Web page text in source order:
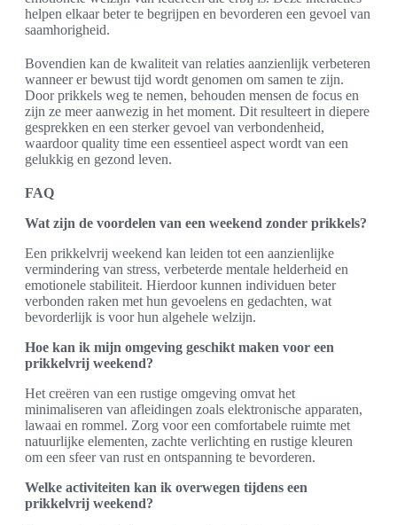
helpen elkaar beter te begrijpen en bevorderen een gevoel van
saamhorigheid.
Bovendien kan de kwaliteit van relaties aanzienlijk verbeteren
wanneer er bewust tijd wordt genomen om samen te zijn.
Door prikkels weg te nemen, behouden mensen de focus en
zijn ze meer aanwezig in het moment. Dit resulteert in diepere
gesprekken en een sterker gevoel van verbondenheid,
waardoor quality time een essentieel aspect wordt van een
gelukkig en gezond leven.
FAQ
Wat zijn de voordelen van een weekend zonder prikkels?
Een prikkelvrij weekend kan leiden tot een aanzienlijke
vermindering van stress, verbeterde mentale helderheid en
emotionele stabiliteit. Hierdoor kunnen individuen beter
verbonden raken met hun gevoelens en gedachten, wat
bevorderlijk is voor hun algehele welzijn.
Hoe kan ik mijn omgeving geschikt maken voor een
prikkelvrij weekend?
Het creëren van een rustige omgeving omvat het
minimaliseren van afleidingen zoals elektronische apparaten,
lawaai en rommel. Zorg voor een comfortabele ruimte met
natuurlijke elementen, zachte verlichting en rustige kleuren
om een sfeer van rust en ontspanning te bevorderen.
Welke activiteiten kan ik overwegen tijdens een
prikkelvrij weekend?